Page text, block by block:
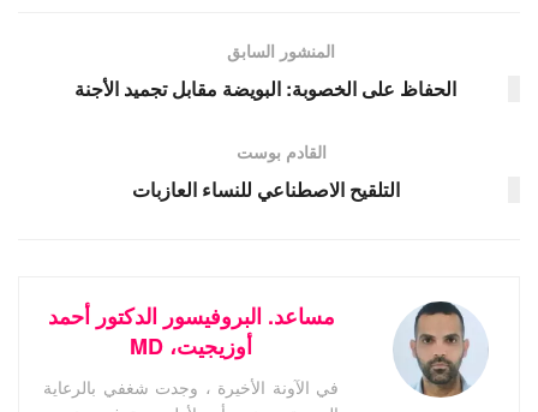
المنشور السابق
الحفاظ على الخصوبة: البويضة مقابل تجميد الأجنة
القادم بوست
التلقيح الاصطناعي للنساء العازبات
مساعد. البروفيسور الدكتور أحمد
أوزيجيت، MD
في الآونة الأخيرة ، وجدت شغفي بالرعاية